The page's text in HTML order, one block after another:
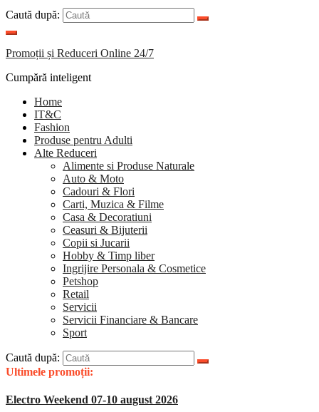
Caută după:
Promoții și Reduceri Online 24/7
Cumpără inteligent
Home
IT&C
Fashion
Produse pentru Adulti
Alte Reduceri
Alimente si Produse Naturale
Auto & Moto
Cadouri & Flori
Carti, Muzica & Filme
Casa & Decoratiuni
Ceasuri & Bijuterii
Copii si Jucarii
Hobby & Timp liber
Ingrijire Personala & Cosmetice
Petshop
Retail
Servicii
Servicii Financiare & Bancare
Sport
Caută după:
Ultimele promoții:
Electro Weekend 07-10 august 2026